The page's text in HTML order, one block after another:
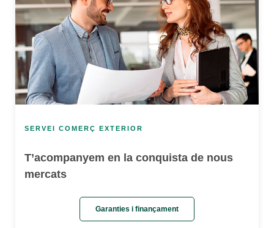
SERVEI COMERÇ EXTERIOR
T’acompanyem en la conquista de nous
mercats
Garanties i finançament